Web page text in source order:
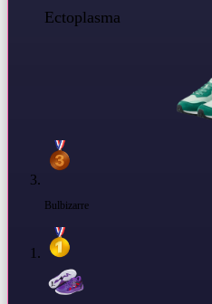
Ectoplasma
Bulbizarre